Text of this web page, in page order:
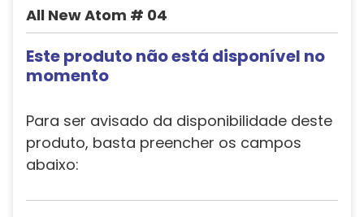
All New Atom # 04
Este produto não está disponível no
momento
Para ser avisado da disponibilidade deste
produto, basta preencher os campos
abaixo: